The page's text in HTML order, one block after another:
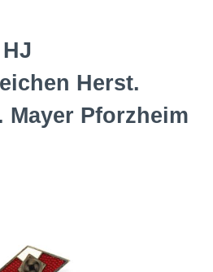
Herst.
Mayer Pforzheim